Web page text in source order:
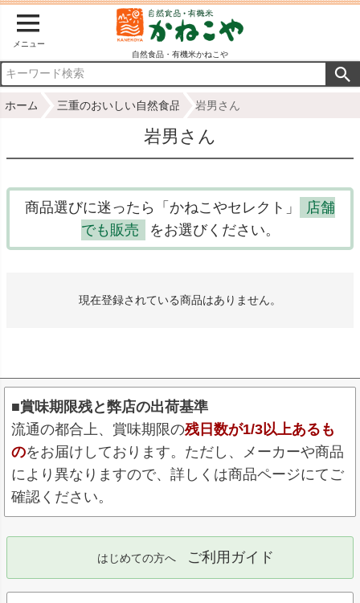
メニュー
自然食品・有機米かねこや
ホーム 三重のおいしい自然食品 岩男さん
岩男さん
商品選びに迷ったら「かねこやセレクト」
店舗
でも販売
をお選びください。
現在登録されている商品はありません。
■賞味期限残と弊店の出荷基準
流通の都合上、賞味期限の残日数が1/3以上あるも
のをお届けしております。ただし、メーカーや商品
により異なりますので、詳しくは商品ページにてご
確認ください。
はじめての方へ ご利用ガイド